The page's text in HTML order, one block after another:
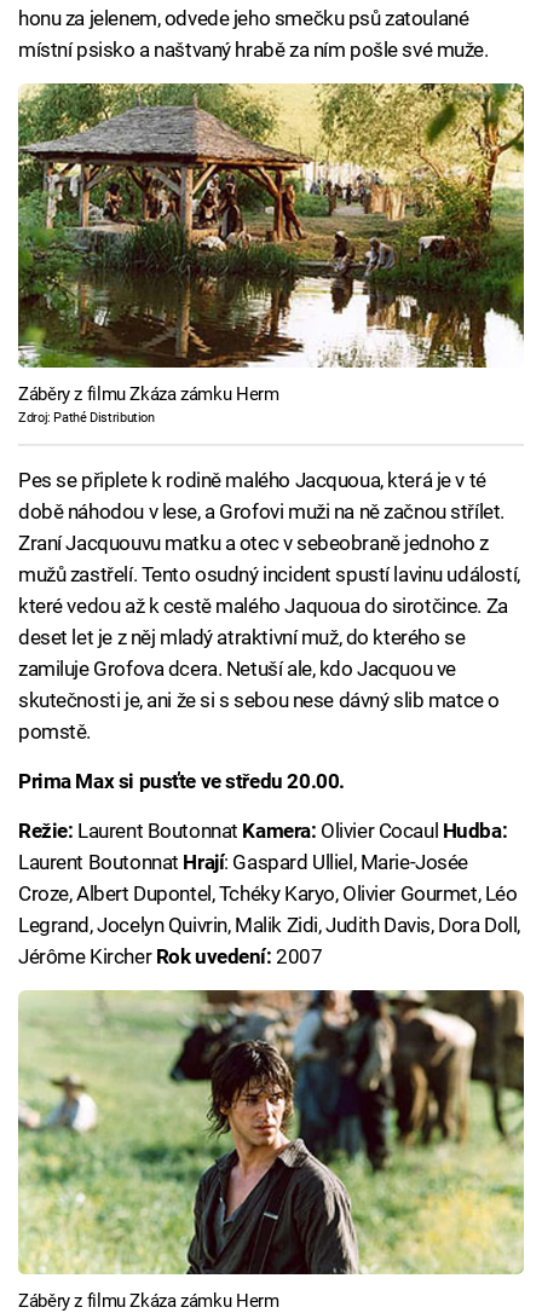
honu za jelenem, odvede jeho smečku psů zatoulané
místní psisko a naštvaný hrabě za ním pošle své muže.
Záběry z filmu Zkáza zámku Herm
Zdroj: Pathé Distribution
Pes se připlete k rodině malého Jacquoua, která je v té
době náhodou v lese, a Grofovi muži na ně začnou střílet.
Zraní Jacquouvu matku a otec v sebeobraně jednoho z
mužů zastřelí. Tento osudný incident spustí lavinu událostí,
které vedou až k cestě malého Jaquoua do sirotčince. Za
deset let je z něj mladý atraktivní muž, do kterého se
zamiluje Grofova dcera. Netuší ale, kdo Jacquou ve
skutečnosti je, ani že si s sebou nese dávný slib matce o
pomstě.
Prima Max si pusťte ve středu 20.00.
Režie: Laurent Boutonnat Kamera: Olivier Cocaul Hudba:
Laurent Boutonnat Hrají: Gaspard Ulliel, Marie-Josée
Croze, Albert Dupontel, Tchéky Karyo, Olivier Gourmet, Léo
Legrand, Jocelyn Quivrin, Malik Zidi, Judith Davis, Dora Doll,
Jérôme Kircher Rok uvedení: 2007
Záběry z filmu Zkáza zámku Herm